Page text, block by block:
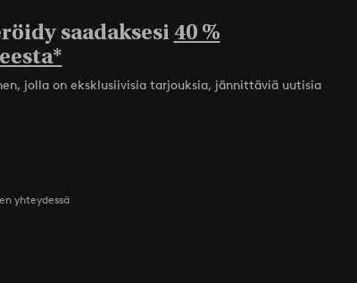
saadaksesi40 %
jolla on eksklusiivisia tarjouksia, jännittäviä uutisia
yhteydessä